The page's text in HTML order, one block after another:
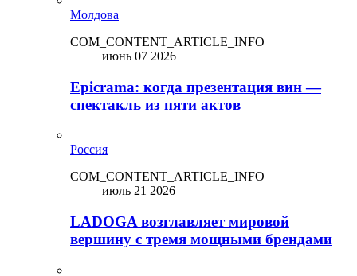
Молдова
COM_CONTENT_ARTICLE_INFO
июнь 07 2026
Epicrama: когда презентация вин —
спектакль из пяти актов
Россия
COM_CONTENT_ARTICLE_INFO
июль 21 2026
LADOGA возглавляет мировой
вершину с тремя мощными брендами